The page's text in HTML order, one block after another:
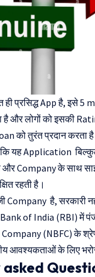
प्रसिद्ध App है, इसे 5
है और लोगों को इसकी
को तुरंत प्रदान करता है
यह Application
Company के साथ
रहती है।
Company है, सरकारी
Bank of India (RBI) में
(NBFC) के
आवश्यकताओं के लिए